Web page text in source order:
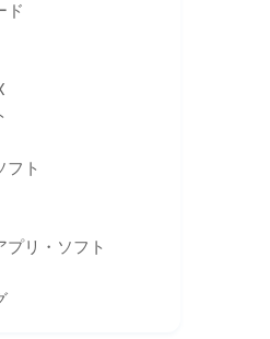
ド
フト
プリ・ソフト